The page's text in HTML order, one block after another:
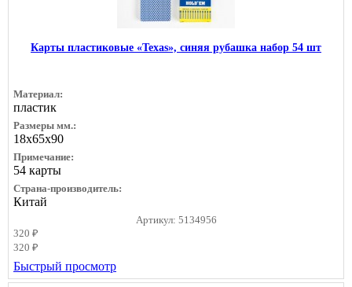
Карты пластиковые «Texas», синяя рубашка набор 54 шт
Материал:
пластик
Размеры мм.:
18х65х90
Примечание:
54 карты
Страна-производитель:
Китай
Артикул: 5134956
320 ₽
320 ₽
Быстрый просмотр